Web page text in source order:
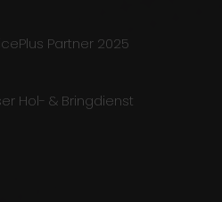
Partner 2025
Hol- & Bringdienst